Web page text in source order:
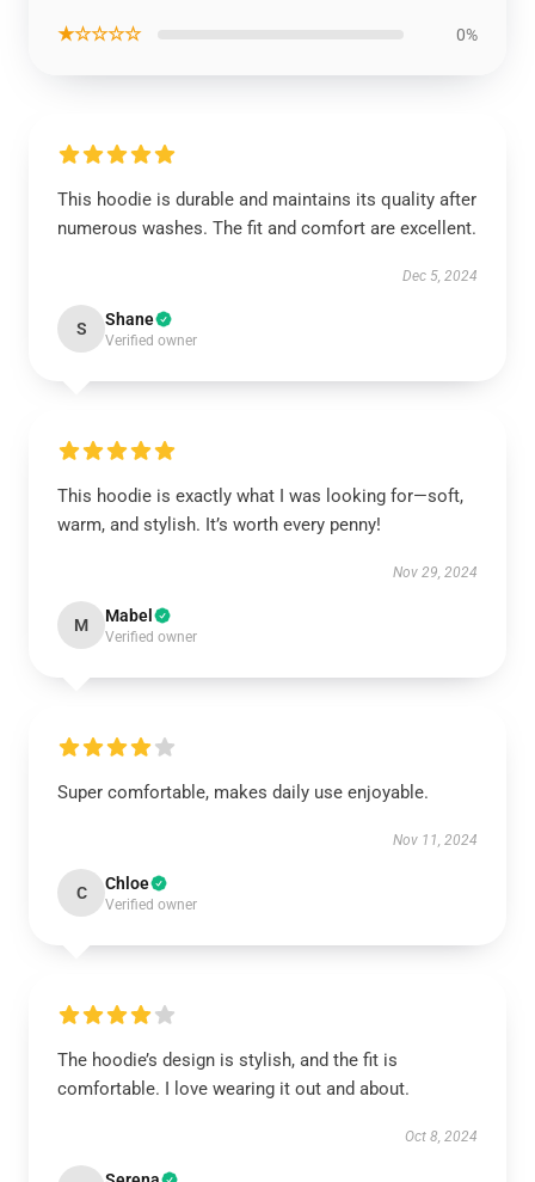
★☆☆☆☆ 0%
This hoodie is durable and maintains its quality after
numerous washes. The fit and comfort are excellent.
Dec 5, 2024
S Shane
Verified owner
This hoodie is exactly what I was looking for—soft,
warm, and stylish. It’s worth every penny!
Nov 29, 2024
M Mabel
Verified owner
Super comfortable, makes daily use enjoyable.
Nov 11, 2024
C Chloe
Verified owner
The hoodie’s design is stylish, and the fit is
comfortable. I love wearing it out and about.
Oct 8, 2024